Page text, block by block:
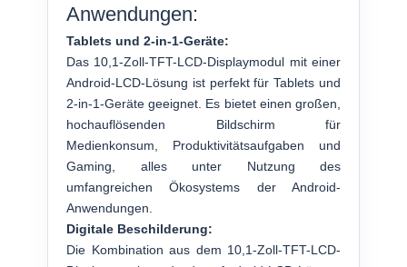
Anwendungen:
Tablets und 2-in-1-Geräte:
Das 10,1-Zoll-TFT-LCD-Displaymodul mit einer
Android-LCD-Lösung ist perfekt für Tablets und
2-in-1-Geräte geeignet. Es bietet einen großen,
hochauflösenden Bildschirm für
Medienkonsum, Produktivitätsaufgaben und
Gaming, alles unter Nutzung des
umfangreichen Ökosystems der Android-
Anwendungen.
Digitale Beschilderung:
Die Kombination aus dem 10,1-Zoll-TFT-LCD-